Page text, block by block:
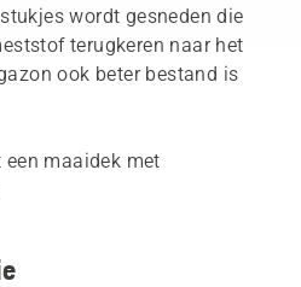
wordt gesneden die
terugkeren naar het
ook beter bestand is
maaidek met